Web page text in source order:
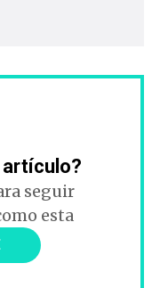
artículo?
seguir
esta